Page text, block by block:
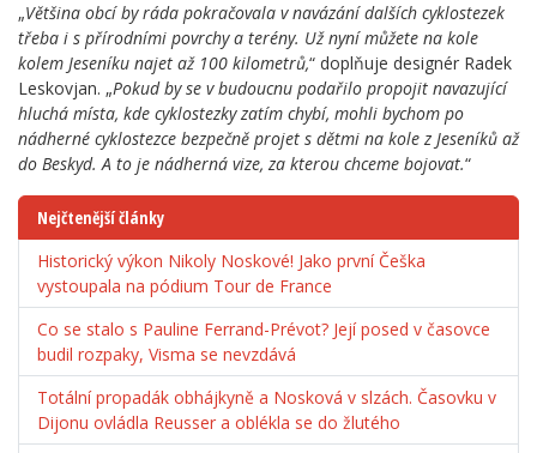
„Většina obcí by ráda pokračovala v navázání dalších cyklostezek
třeba i s přírodními povrchy a terény. Už nyní můžete na kole
kolem Jeseníku najet až 100 kilometrů,“ doplňuje designér Radek
Leskovjan. „Pokud by se v budoucnu podařilo propojit navazující
hluchá místa, kde cyklostezky zatím chybí, mohli bychom po
nádherné cyklostezce bezpečně projet s dětmi na kole z Jeseníků až
do Beskyd. A to je nádherná vize, za kterou chceme bojovat.“
Nejčtenější články
Historický výkon Nikoly Noskové! Jako první Češka
vystoupala na pódium Tour de France
Co se stalo s Pauline Ferrand-Prévot? Její posed v časovce
budil rozpaky, Visma se nevzdává
Totální propadák obhájkyně a Nosková v slzách. Časovku v
Dijonu ovládla Reusser a oblékla se do žlutého